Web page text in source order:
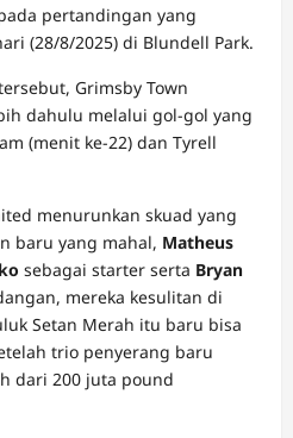
pertandingan yang
(28/8/2025) di Blundell Park.
Grimsby Town
dahulu melalui gol-gol yang
(menit ke-22) dan Tyrell
menurunkan skuad yang
baru yang mahal, Matheus
sebagai starter serta Bryan
mereka kesulitan di
Setan Merah itu baru bisa
trio penyerang baru
dari 200 juta pound